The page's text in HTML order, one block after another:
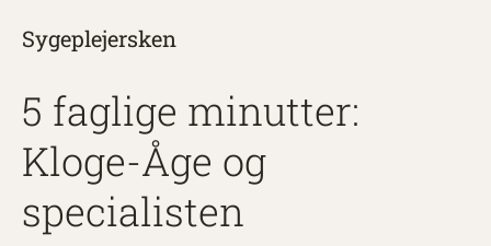
Sygeplejersken
5 faglige minutter:
Kloge-Åge og
specialisten